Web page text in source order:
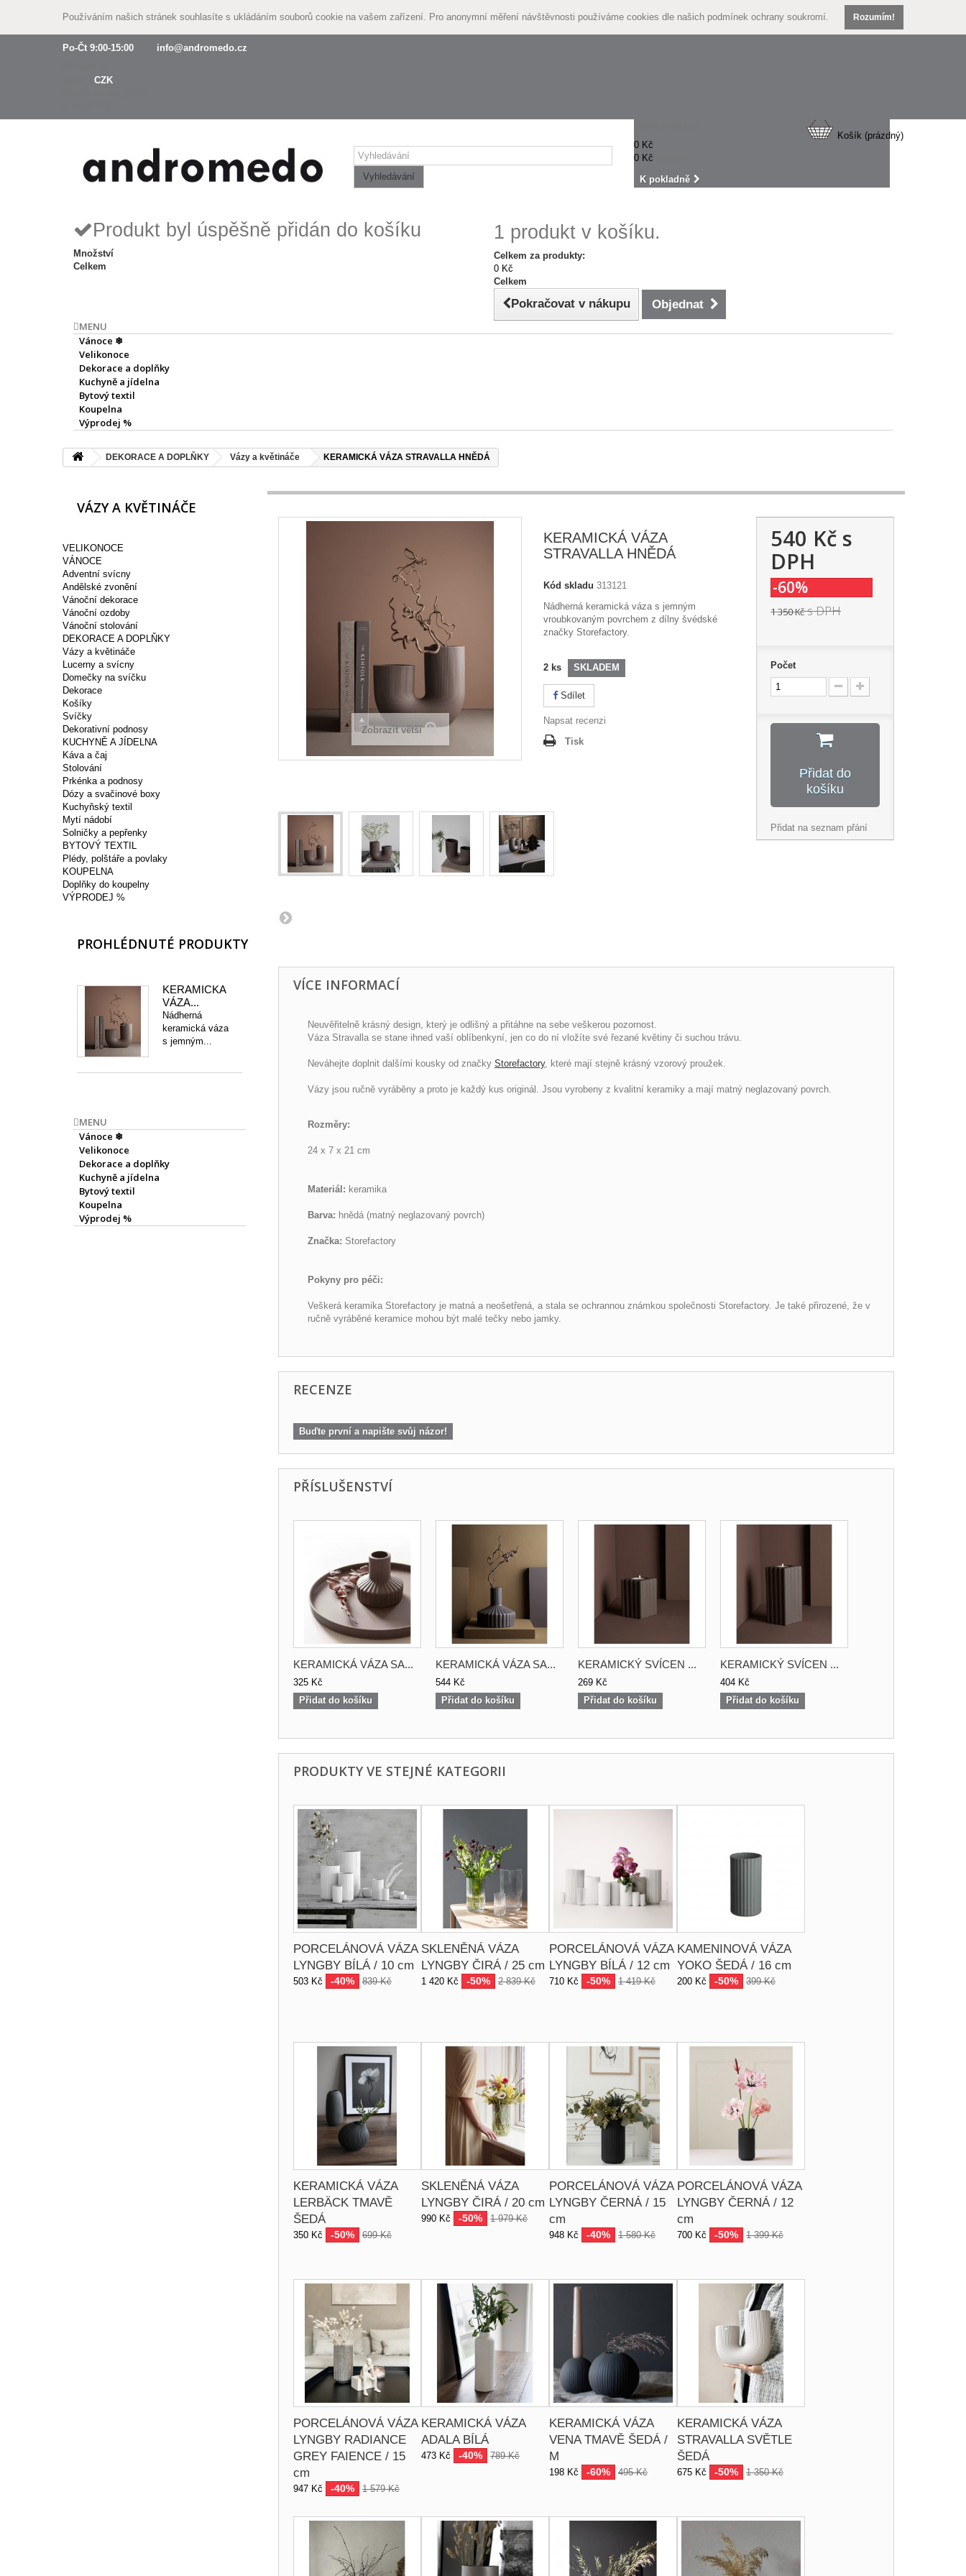
Rozumím!
Používáním našich stránek souhlasíte s ukládáním souborů cookie na vašem zařízení. Pro anonymní měření návštěvnosti používáme cookies dle našich podmínek ochrany soukromí.
Po-Čt 9:00-15:00
info@andromedo.cz
CZK
Vyhledávání
Košík (prázdný)
0 Kč
0 Kč
K pokladně
Produkt byl úspěšně přidán do košíku
Množství
Celkem
1 produkt v košíku.
Celkem za produkty:
0 Kč
Celkem
Pokračovat v nákupu Objednat
MENU
Vánoce ❄
Velikonoce
Dekorace a doplňky
Kuchyně a jídelna
Bytový textil
Koupelna
Výprodej %
DEKORACE A DOPLŇKY Vázy a květináče KERAMICKÁ VÁZA STRAVALLA HNĚDÁ
VÁZY A KVĚTINÁČE
VELIKONOCE
VÁNOCE
Adventní svícny
Andělské zvonění
Vánoční dekorace
Vánoční ozdoby
Vánoční stolování
DEKORACE A DOPLŇKY
Vázy a květináče
Lucerny a svícny
Domečky na svíčku
Dekorace
Košíky
Svíčky
Dekorativní podnosy
KUCHYNĚ A JÍDELNA
Káva a čaj
Stolování
Prkénka a podnosy
Dózy a svačinové boxy
Kuchyňský textil
Mytí nádobí
Solničky a pepřenky
BYTOVÝ TEXTIL
Plédy, polštáře a povlaky
KOUPELNA
Doplňky do koupelny
VÝPRODEJ %
PROHLÉDNUTÉ PRODUKTY
KERAMICKÁ
VÁZA...
Nádherná
keramická váza
s jemným...
MENU
Vánoce ❄
Velikonoce
Dekorace a doplňky
Kuchyně a jídelna
Bytový textil
Koupelna
Výprodej %
Zobrazit větší
KERAMICKÁ VÁZA
STRAVALLA HNĚDÁ
Kód skladu 313121
Nádherná keramická váza s jemným
vroubkovaným povrchem z dílny švédské
značky Storefactory.
2 ks SKLADEM
Sdílet
Napsat recenzi
Tisk
540 Kč s
DPH
-60%
1 350 Kčs DPH
Počet
Přidat do
košíku
Přidat na seznam přání
VÍCE INFORMACÍ
Neuvěřitelně krásný design, který je odlišný a přitáhne na sebe veškerou pozornost.
Váza Stravalla se stane ihned vaší oblíbenkyní, jen co do ní vložíte své řezané květiny či suchou trávu.
Neváhejte doplnit dalšími kousky od značky Storefactory, které mají stejně krásný vzorový proužek.
Vázy jsou ručně vyráběny a proto je každý kus originál. Jsou vyrobeny z kvalitní keramiky a mají matný neglazovaný povrch.
Rozměry:
24 x 7 x 21 cm
Materiál: keramika
Barva: hnědá (matný neglazovaný povrch)
Značka: Storefactory
Pokyny pro péči:
Veškerá keramika Storefactory je matná a neošetřená, a stala se ochrannou známkou společnosti Storefactory. Je také přirozené, že v
ručně vyráběné keramice mohou být malé tečky nebo jamky.
RECENZE
Buďte první a napište svůj názor!
PŘÍSLUŠENSTVÍ
KERAMICKÁ VÁZA SA...
325 Kč
Přidat do košíku
KERAMICKÁ VÁZA SA...
544 Kč
Přidat do košíku
KERAMICKÝ SVÍCEN ...
269 Kč
Přidat do košíku
KERAMICKÝ SVÍCEN ...
404 Kč
Přidat do košíku
PRODUKTY VE STEJNÉ KATEGORII
PORCELÁNOVÁ VÁZA
LYNGBY BÍLÁ / 10 cm
503 Kč -40% 839 Kč
SKLENĚNÁ VÁZA
LYNGBY ČIRÁ / 25 cm
1 420 Kč -50% 2 839 Kč
PORCELÁNOVÁ VÁZA
LYNGBY BÍLÁ / 12 cm
710 Kč -50% 1 419 Kč
KAMENINOVÁ VÁZA
YOKO ŠEDÁ / 16 cm
200 Kč -50% 399 Kč
KERAMICKÁ VÁZA
LERBÄCK TMAVĚ
ŠEDÁ
350 Kč -50% 699 Kč
SKLENĚNÁ VÁZA
LYNGBY ČIRÁ / 20 cm
990 Kč -50% 1 979 Kč
PORCELÁNOVÁ VÁZA
LYNGBY ČERNÁ / 15
cm
948 Kč -40% 1 580 Kč
PORCELÁNOVÁ VÁZA
LYNGBY ČERNÁ / 12
cm
700 Kč -50% 1 399 Kč
PORCELÁNOVÁ VÁZA
LYNGBY RADIANCE
GREY FAIENCE / 15
cm
947 Kč -40% 1 579 Kč
KERAMICKÁ VÁZA
ADALA BÍLÁ
473 Kč -40% 789 Kč
KERAMICKÁ VÁZA
VENA TMAVĚ ŠEDÁ /
M
198 Kč -60% 495 Kč
KERAMICKÁ VÁZA
STRAVALLA SVĚTLE
ŠEDÁ
675 Kč -50% 1 350 Kč